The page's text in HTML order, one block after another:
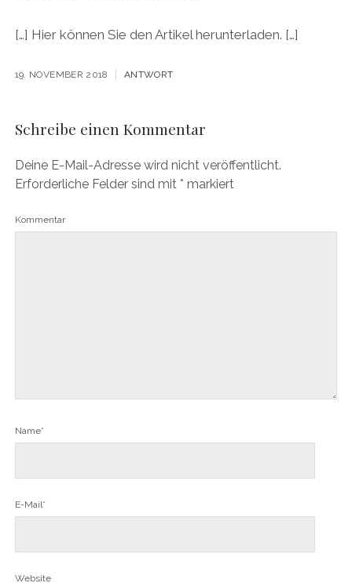
[…] Hier können Sie den Artikel herunterladen. […]
19. NOVEMBER 2018 ANTWORT
Schreibe einen Kommentar
Deine E-Mail-Adresse wird nicht veröffentlicht.
Erforderliche Felder sind mit * markiert
Kommentar
Name*
E-Mail*
Website